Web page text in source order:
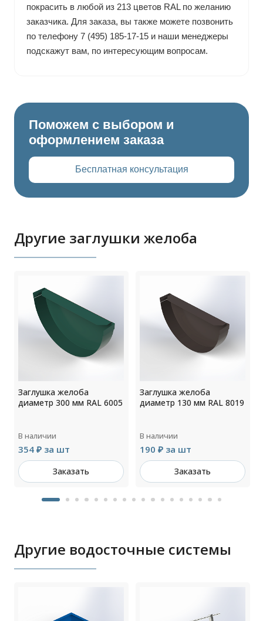
покрасить в любой из 213 цветов RAL по желанию
заказчика. Для заказа, вы также можете позвонить
по телефону 7 (495) 185-17-15 и наши менеджеры
подскажут вам, по интересующим вопросам.
Поможем с выбором и
оформлением заказа
Бесплатная консультация
Другие заглушки желоба
Заглушка желоба
диаметр 300 мм RAL 6005
В наличии
354 ₽ за шт
Заказать
Заглушка желоба
диаметр 130 мм RAL 8019
В наличии
190 ₽ за шт
Заказать
Другие водосточные системы